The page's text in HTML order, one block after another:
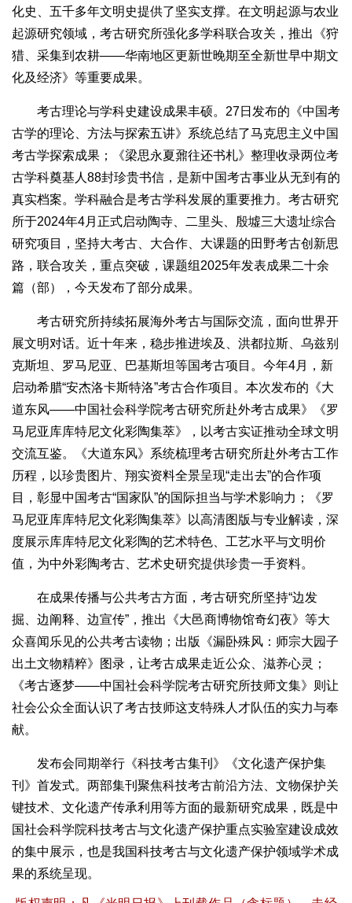
化史、五千多年文明史提供了坚实支撑。在文明起源与农业
起源研究领域，考古研究所强化多学科联合攻关，推出《狩
猎、采集到农耕——华南地区更新世晚期至全新世早中期文
化及经济》等重要成果。
考古理论与学科史建设成果丰硕。27日发布的《中国考
古学的理论、方法与探索五讲》系统总结了马克思主义中国
考古学探索成果；《梁思永夏鼐往还书札》整理收录两位考
古学科奠基人88封珍贵书信，是新中国考古事业从无到有的
真实档案。学科融合是考古学科发展的重要推力。考古研究
所于2024年4月正式启动陶寺、二里头、殷墟三大遗址综合
研究项目，坚持大考古、大合作、大课题的田野考古创新思
路，联合攻关，重点突破，课题组2025年发表成果二十余
篇（部），今天发布了部分成果。
考古研究所持续拓展海外考古与国际交流，面向世界开
展文明对话。近十年来，稳步推进埃及、洪都拉斯、乌兹别
克斯坦、罗马尼亚、巴基斯坦等国考古项目。今年4月，新
启动希腊“安杰洛卡斯特洛”考古合作项目。本次发布的《大
道东风——中国社会科学院考古研究所赴外考古成果》《罗
马尼亚库库特尼文化彩陶集萃》，以考古实证推动全球文明
交流互鉴。《大道东风》系统梳理考古研究所赴外考古工作
历程，以珍贵图片、翔实资料全景呈现“走出去”的合作项
目，彰显中国考古“国家队”的国际担当与学术影响力；《罗
马尼亚库库特尼文化彩陶集萃》以高清图版与专业解读，深
度展示库库特尼文化彩陶的艺术特色、工艺水平与文明价
值，为中外彩陶考古、艺术史研究提供珍贵一手资料。
在成果传播与公共考古方面，考古研究所坚持“边发
掘、边阐释、边宣传”，推出《大邑商博物馆奇幻夜》等大
众喜闻乐见的公共考古读物；出版《漏卧殊风：师宗大园子
出土文物精粹》图录，让考古成果走近公众、滋养心灵；
《考古逐梦——中国社会科学院考古研究所技师文集》则让
社会公众全面认识了考古技师这支特殊人才队伍的实力与奉
献。
发布会同期举行《科技考古集刊》《文化遗产保护集
刊》首发式。两部集刊聚焦科技考古前沿方法、文物保护关
键技术、文化遗产传承利用等方面的最新研究成果，既是中
国社会科学院科技考古与文化遗产保护重点实验室建设成效
的集中展示，也是我国科技考古与文化遗产保护领域学术成
果的系统呈现。